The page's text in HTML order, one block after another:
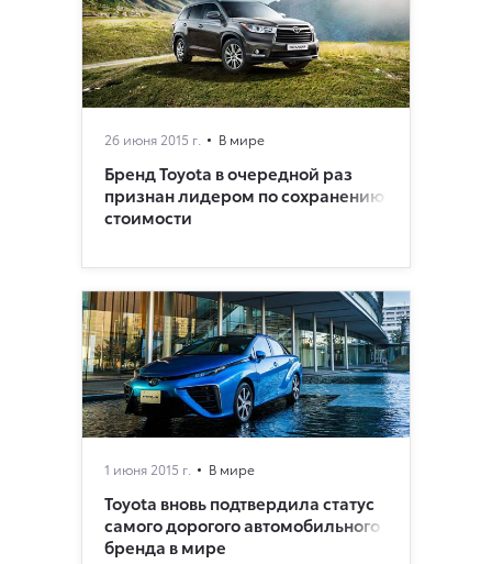
26 июня 2015 г. В мире
Бренд Toyota в очередной раз
признан лидером по сохранению
стоимости
1 июня 2015 г. В мире
Toyota вновь подтвердила статус
самого дорогого автомобильного
бренда в мире